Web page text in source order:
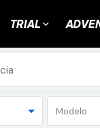
TRIAL
Modelo